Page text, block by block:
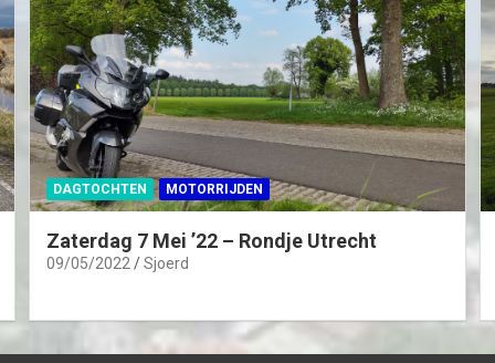
DAGTOCHTEN MOTORRIJDEN
Zaterdag 7 Mei ’22 – Rondje Utrecht
09/05/2022 Sjoerd